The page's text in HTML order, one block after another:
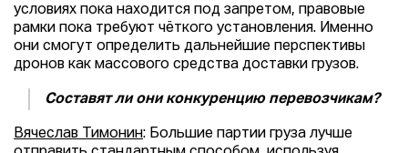
условиях пока находится под запретом, правовые
рамки пока требуют чёткого установления. Именно
они смогут определить дальнейшие перспективы
дронов как массового средства доставки грузов.
Составят ли они конкуренцию перевозчикам?
Вячеслав Тимонин: Большие партии груза лучше